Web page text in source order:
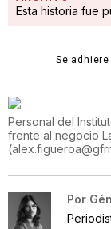
Esta historia fue
Se
Personal del
frente al negocio
(
Por